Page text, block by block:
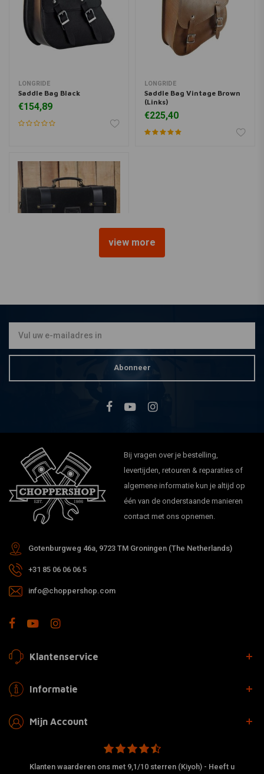
LONGRIDE
Saddle Bag Black
€154,89
LONGRIDE
Saddle Bag Vintage Brown
(Links)
€225,40
Zwart
view more
Abonneer
Bij vragen over je bestelling,
levertijden, retouren & reparaties of
algemene informatie kun je altijd op
één van de onderstaande manieren
contact met ons opnemen.
Gotenburgweg 46a, 9723 TM Groningen (The Netherlands)
+31 85 06 06 06 5
info@choppershop.com
Klantenservice
Informatie
Mijn Account
Klanten waarderen ons met 9,1/10 sterren (Kiyoh) - Heeft u